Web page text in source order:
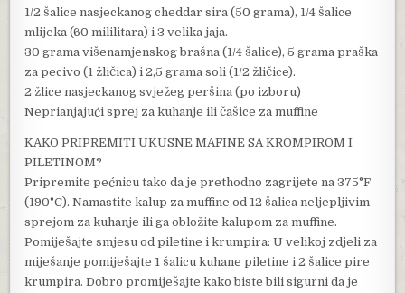
1/2 šalice nasjeckanog cheddar sira (50 grama), 1/4 šalice
mlijeka (60 mililitara) i 3 velika jaja.
30 grama višenamjenskog brašna (1/4 šalice), 5 grama praška
za pecivo (1 žličica) i 2,5 grama soli (1/2 žličice).
2 žlice nasjeckanog svježeg peršina (po izboru)
Neprianjajući sprej za kuhanje ili čašice za muffine
KAKO PRIPREMITI UKUSNE MAFINE SA KROMPIROM I
PILETINOM?
Pripremite pećnicu tako da je prethodno zagrijete na 375°F
(190°C). Namastite kalup za muffine od 12 šalica neljepljivim
sprejom za kuhanje ili ga obložite kalupom za muffine.
Pomiješajte smjesu od piletine i krumpira: U velikoj zdjeli za
miješanje pomiješajte 1 šalicu kuhane piletine i 2 šalice pire
krumpira. Dobro promiješajte kako biste bili sigurni da je